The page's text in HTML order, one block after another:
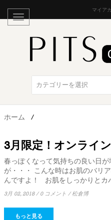
マイア
ホーム /
3月限定！オンライ
春っぽくなって気持ちの良い
が・・・ こんな時はお肌のバリ
んですよ！ お肌をしっかりと
3月 02, 2018 /0 コメント /松倉博
もっと見る